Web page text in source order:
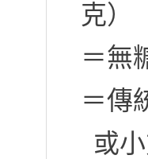
克）
＝無
＝傳
或